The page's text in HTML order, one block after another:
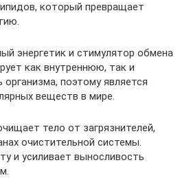
который превращает
энергетик и стимулятор обмена
как внутреннюю, так и
поэтому является
веществ в мире.
тело от загрязнителей,
очистительной системы.
и усиливает выносливость